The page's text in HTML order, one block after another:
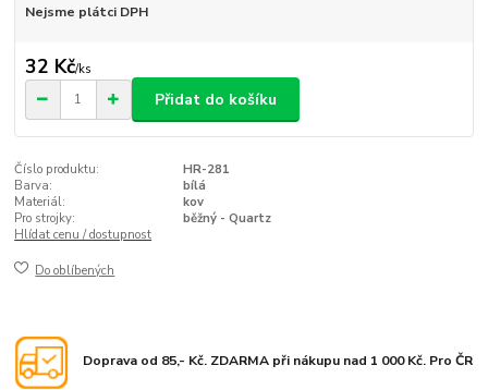
Nejsme plátci DPH
32 Kč/ks
Přidat do košíku
Číslo produktu:
HR-281
Barva:
bílá
Materiál:
kov
Pro strojky:
běžný - Quartz
Hlídat cenu / dostupnost
Do oblíbených
Doprava od 85,- Kč. ZDARMA při nákupu nad 1 000 Kč. Pro ČR